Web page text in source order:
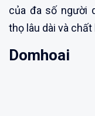
của đa số người
thọ lâu dài và
Domhoai